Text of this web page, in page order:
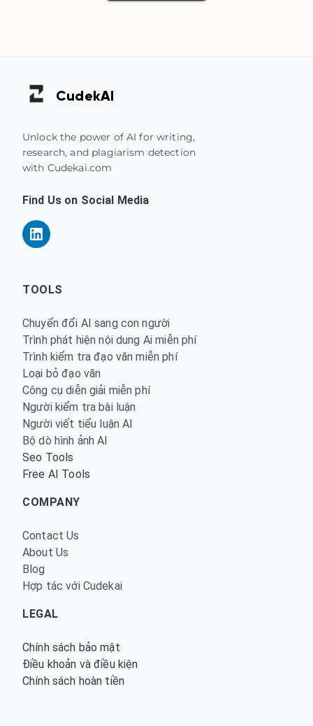
CudekAI
Unlock the power of AI for writing,
research, and plagiarism detection
with Cudekai.com
Find Us on Social Media
TOOLS
Chuyển đổi AI sang con người
Trình phát hiện nội dung Ai miễn phí
Trình kiểm tra đạo văn miễn phí
Loại bỏ đạo văn
Công cụ diễn giải miễn phí
Người kiểm tra bài luận
Người viết tiểu luận AI
Bộ dò hình ảnh AI
Seo Tools
Free AI Tools
COMPANY
Contact Us
About Us
Blog
Hợp tác với Cudekai
LEGAL
Chính sách bảo mật
Điều khoản và điều kiện
Chính sách hoàn tiền